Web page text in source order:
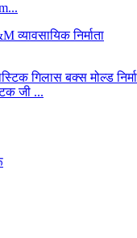
जी ...